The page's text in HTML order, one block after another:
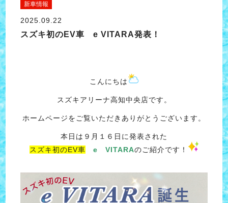
新車情報
2025.09.22
スズキ初のEV車 e VITARA発表！
こんにちは
スズキアリーナ高知中央店です。
ホームページをご覧いただきありがとうございます。
本日は９月１６日に発表された
スズキ初のEV車
e VITARAのご紹介です！